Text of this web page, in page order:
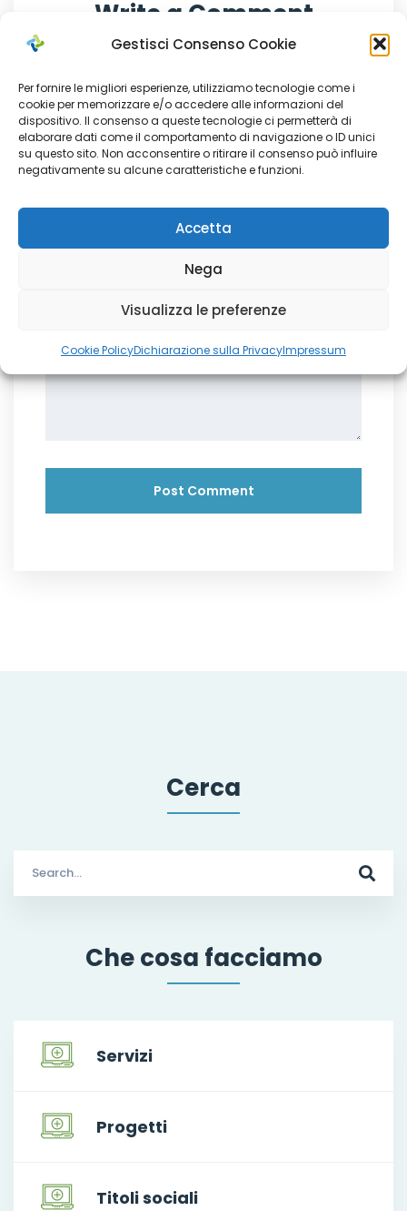
Gestisci Consenso Cookie
Per fornire le migliori esperienze, utilizziamo tecnologie come i
cookie per memorizzare e/o accedere alle informazioni del
dispositivo. Il consenso a queste tecnologie ci permetterà di
elaborare dati come il comportamento di navigazione o ID unici
su questo sito. Non acconsentire o ritirare il consenso può influire
negativamente su alcune caratteristiche e funzioni.
Accetta
Nega
Visualizza le preferenze
Cookie PolicyDichiarazione sulla PrivacyImpressum
Write a Comment
Your name *
Your email *
Cerca
for:
Che cosa facciamo
Servizi
Progetti
Titoli sociali